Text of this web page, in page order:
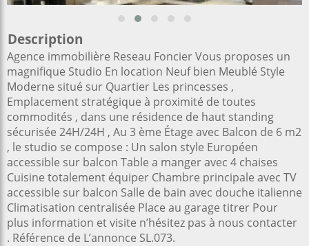
Description
Agence immobilière Reseau Foncier Vous proposes un
magnifique Studio En location Neuf bien Meublé Style
Moderne situé sur Quartier Les princesses ,
Emplacement stratégique à proximité de toutes
commodités , dans une résidence de haut standing
sécurisée 24H/24H , Au 3 ème Étage avec Balcon de 6 m2
, le studio se compose : Un salon style Européen
accessible sur balcon Table a manger avec 4 chaises
Cuisine totalement équiper Chambre principale avec TV
accessible sur balcon Salle de bain avec douche italienne
Climatisation centralisée Place au garage titrer Pour
plus information et visite n’hésitez pas à nous contacter
. Référence de L’annonce SL.073.